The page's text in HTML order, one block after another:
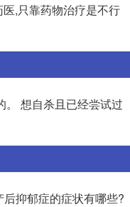
,只靠药物治疗是不行
。 想自杀且已经尝试过
抑郁症的症状有哪些?